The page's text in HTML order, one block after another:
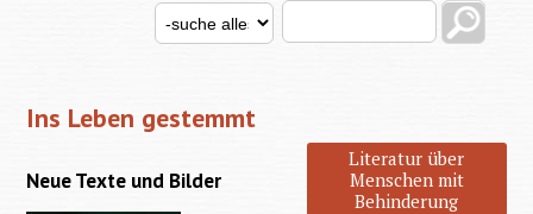
SUCHFORMULAR
Search this site
Search for
Ins Leben gestemmt
Literatur über
Menschen mit
Behinderung
Neue Texte und Bilder